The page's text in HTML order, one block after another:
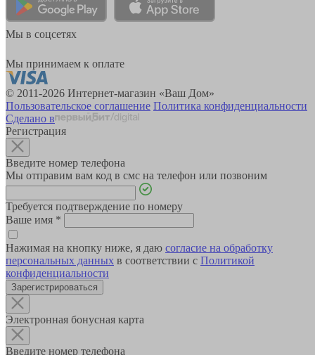
Мы в соцсетях
Мы принимаем к оплате
© 2011-2026 Интернет-магазин «Ваш Дом»
Пользовательское соглашение Политика конфиденциальности
Сделано в
Регистрация
Введите номер телефона
Мы отправим вам код в смс на телефон или позвоним
Требуется подтверждение по номеру
Ваше имя *
Нажимая на кнопку ниже, я даю согласие на обработку
персональных данных в соответствии с Политикой
конфиденциальности
Зарегистрироваться
Электронная бонусная карта
Введите номер телефона